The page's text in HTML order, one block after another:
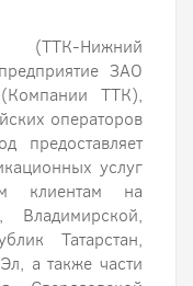
(ТТК-Нижний
ЗАО
ТТК),
операторов
предоставляет
услуг
клиентам на
Владимирской,
Татарстан,
а также части